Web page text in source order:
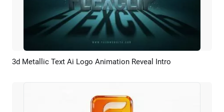
Pré-visualizar Criar IA
3d Metallic Text Ai Logo Animation Reveal Intro